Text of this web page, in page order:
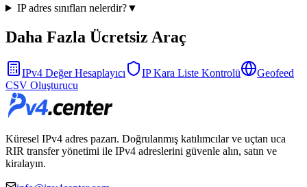
IP adres sınıfları nelerdir?▼
Daha Fazla Ücretsiz Araç
IPv4 Değer Hesaplayıcı IP Kara Liste Kontrolü
Geofeed
CSV Oluşturucu
Küresel IPv4 adres pazarı. Doğrulanmış katılımcılar ve uçtan uca
RIR transfer yönetimi ile IPv4 adreslerini güvenle alın, satın ve
kiralayın.